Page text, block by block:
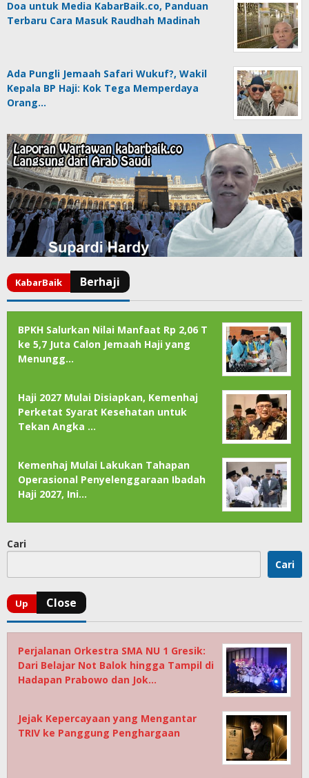
Doa untuk Media KabarBaik.co, Panduan
Terbaru Cara Masuk Raudhah Madinah
Ada Pungli Jemaah Safari Wukuf?, Wakil
Kepala BP Haji: Kok Tega Memperdaya
Orang…
BPKH Salurkan Nilai Manfaat Rp 2,06 T
ke 5,7 Juta Calon Jemaah Haji yang
Menungg…
Haji 2027 Mulai Disiapkan, Kemenhaj
Perketat Syarat Kesehatan untuk
Tekan Angka …
Kemenhaj Mulai Lakukan Tahapan
Operasional Penyelenggaraan Ibadah
Haji 2027, Ini…
Cari
Cari
Perjalanan Orkestra SMA NU 1 Gresik:
Dari Belajar Not Balok hingga Tampil di
Hadapan Prabowo dan Jok…
Jejak Kepercayaan yang Mengantar
TRIV ke Panggung Penghargaan